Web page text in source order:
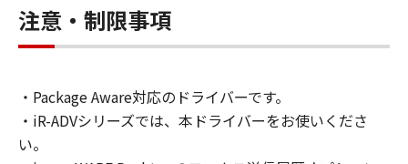
ること、またはコンピューターにおいて表示す
ること、アクセスすること、もしくは実行する
ことのいずれも含むものとします。）するため
お客様は、また「指定機器」にネットワークを
通じて接続されたコンピューター上で、かかる
注意・制限事項
・Package Aware対応のドライバーです。
・iR-ADVシリーズでは、本ドライバーをお使いくださ
い。